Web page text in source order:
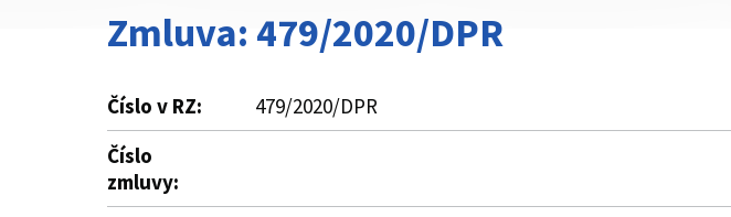
Zmluva: 479/2020/DPR
Číslo v RZ:
479/2020/DPR
Číslo
zmluvy: